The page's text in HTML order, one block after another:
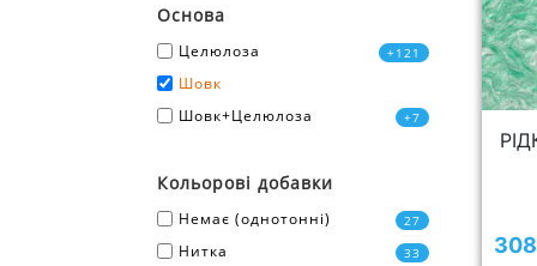
Основа
Целюлоза +121
Шовк
Шовк+Целюлоза
+7
Кольорові добавки
Немає (однотонні) 27
Нитка 33